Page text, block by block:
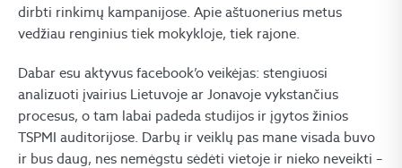
dirbti rinkimų kampanijose. Apie aštuonerius metus
vedžiau renginius tiek mokykloje, tiek rajone.
Dabar esu aktyvus facebook’o veikėjas: stengiuosi
analizuoti įvairius Lietuvoje ar Jonavoje vykstančius
procesus, o tam labai padeda studijos ir įgytos žinios
TSPMI auditorijose. Darbų ir veiklų pas mane visada buvo
ir bus daug, nes nemėgstu sėdėti vietoje ir nieko neveikti –